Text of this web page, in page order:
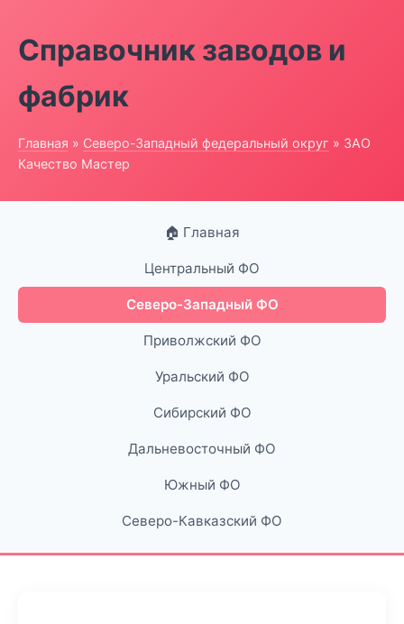
Справочник заводов и
фабрик
Главная » Северо-Западный федеральный округ » ЗАО
Качество Мастер
🏠 Главная
Центральный ФО
Северо-Западный ФО
Приволжский ФО
Уральский ФО
Сибирский ФО
Дальневосточный ФО
Южный ФО
Северо-Кавказский ФО